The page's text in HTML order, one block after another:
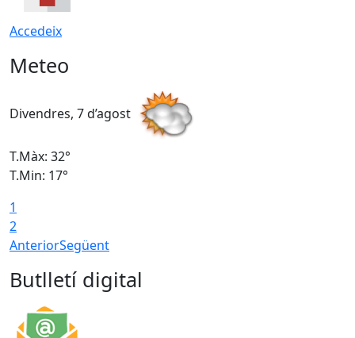
Accedeix
Meteo
Divendres, 7 d’agost
T.Màx: 32°
T.Min: 17°
1
2
AnteriorSegüent
Butlletí digital